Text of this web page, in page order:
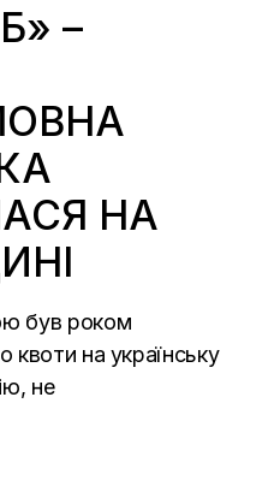
–
НА
був роком
квоти на українську
не